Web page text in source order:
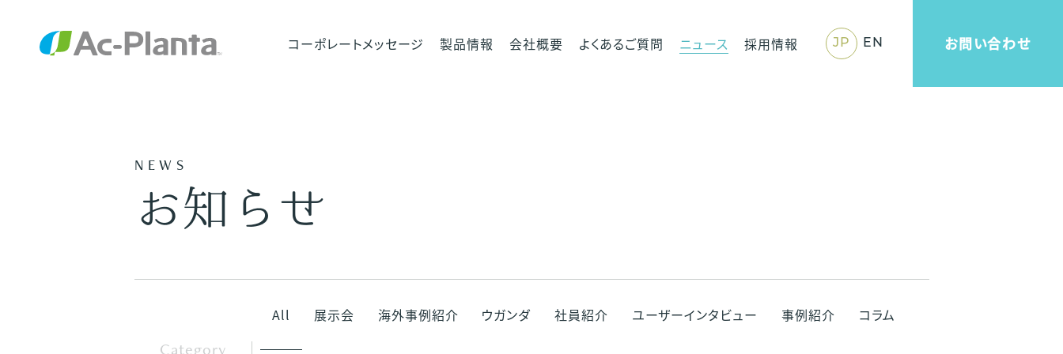
コーポレートメッセージ 製品情報 会社概要 よくあるご質問 ニュース 採用情報 JP EN お問い合わせ
NEWS
お知らせ
Category
All 展示会 海外事例紹介 ウガンダ 社員紹介 ユーザーインタビュー 事例紹介 コラム